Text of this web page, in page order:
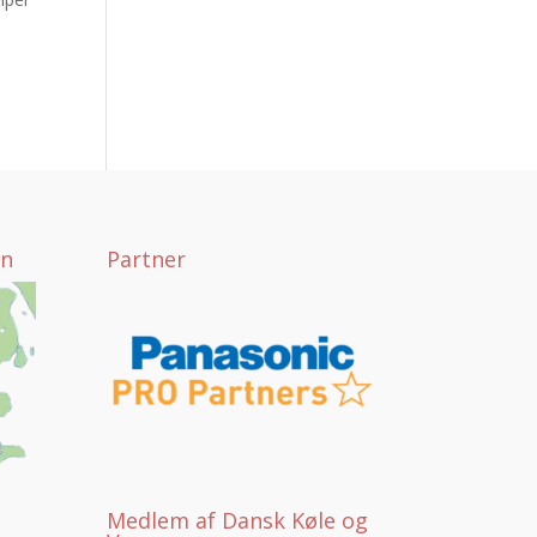
Partner
Medlem af Dansk Køle og